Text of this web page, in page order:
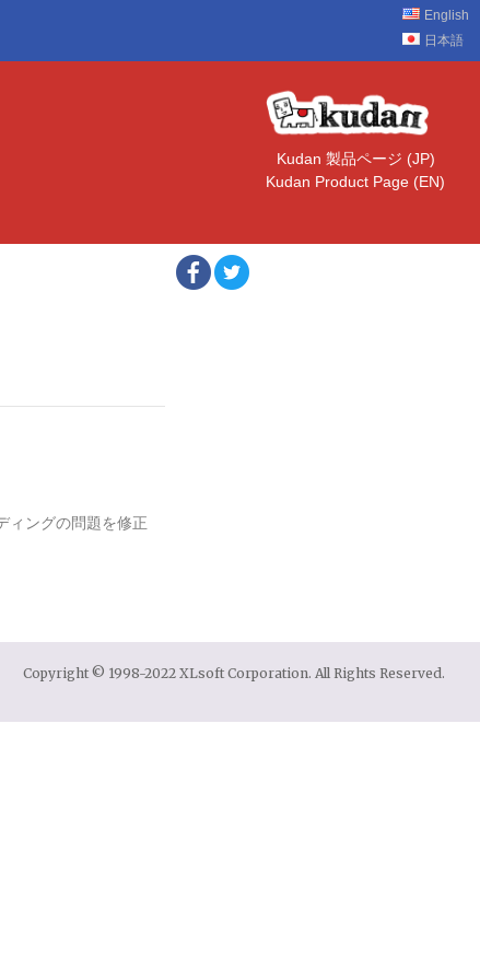
English
日本語
Kudan 製品ページ (JP)
Kudan Product Page (EN)
ィングの問題を修正
Copyright © 1998-2022 XLsoft Corporation. All Rights Reserved.